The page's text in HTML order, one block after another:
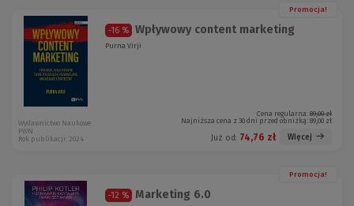
Promocja!
-16 % Wpływowy content marketing
Purna Virji
Cena regularna: 89,00 zł
Najniższa cena z 30 dni przed obniżką: 89,00 zł
Już od: 74,76 zł Więcej
Wydawnictwo Naukowe
PWN
Rok publikacji: 2024
Promocja!
-12 % Marketing 6.0